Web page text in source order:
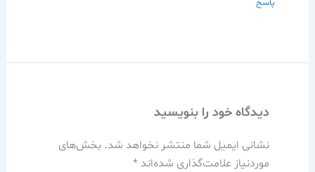
دیدگاه‌ خود را بنویسید
نشانی ایمیل شما منتشر نخواهد شد. بخش‌های
موردنیاز علامت‌گذاری شده‌اند *